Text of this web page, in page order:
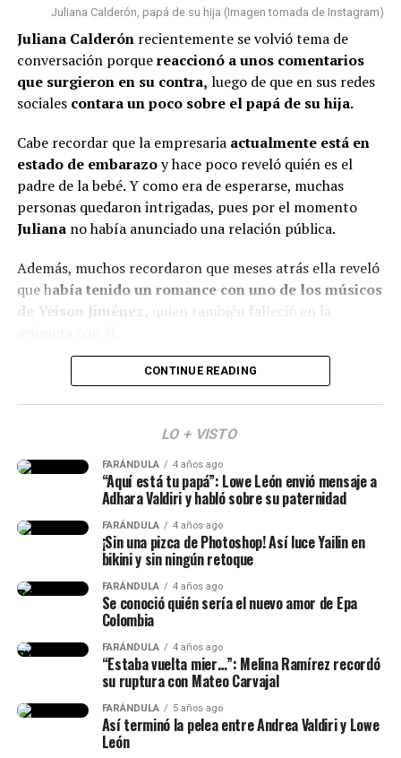
nos toca”, concluyó.
@rutelgamy #seguidores #viraltiktok
#soyjuandacaribe
#soyjuandacaribeshow
♬ sonido original –
En esta ocasión, algunas personas no pasaron por alto
que la bogotana ha tenido algunos cambios físicos
Por un lado, señalaron que se le vio con una tonalidad
de cabello diferente y además, algunos usuarios
comentaron que la empresaria se habría realizado
De hecho, varios la notaron diferente y cuestionaron al
respecto.
“¿Qué le pasó en la cara?”, “Se ve súper inyectada,
perfilamiento?”, “Se dañó el rostro”, comentaron.
Finalmente, otro grupo de personas señaló que veían
debido al tiempo que ha pasado.
(Recuerda dar clic en la imagen)
Epa Colombia y su abogada (Imagen
tomada de IG Rechismes)
Juliana Calderón, papá de su hija (Imagen tomada de Instagram)
Juliana Calderónrecientemente se volvió tema de
conversación porquereaccionó a unos comentarios
que surgieron en su contra, luego de que en sus redes
sociales contara un poco sobre el papá de su hija.
Cabe recordar que la empresariaactualmente está en
estado de embarazoy hace poco reveló quién es el
padre de la bebé. Y como era de esperarse, muchas
personas quedaron intrigadas, pues por el momento
Julianano había anunciado una relación pública.
Además, muchos recordaron que meses atrás ella reveló
que había tenido un romance con uno de los músicos
de Yeison Jiménez, quien también falleció en la
Lee también: ¿Escro estaría “utilizando” a Aida
reacciones y se avivaron luego de que Calderón contara,
en una dinámica de preguntas y respuestas en sus
historias de Instagram, q
desde hace siete años.
“Lo conocí hace siete años, ha
sido la historia de amor más
impactante de la historia y, a
pesar de muchos bajos y altos,
siempre estuvo para mí”, había
dicho.
CONTINUE READING
LO + VISTO
FARÁNDULA 4 años ago
“Aquí está tu papá”: Lowe León envió mensaje a
Adhara Valdiri y habló sobre su paternidad
FARÁNDULA 4 años ago
¡Sin una pizca de Photoshop! Así luce Yailin en
bikini y sin ningún retoque
FARÁNDULA 4 años ago
Se conoció quién sería el nuevo amor de Epa
Colombia
FARÁNDULA 4 años ago
“Estaba vuelta mier…”: Melina Ramírez recordó
su ruptura con Mateo Carvajal
FARÁNDULA 5 años ago
Así terminó la pelea entre Andrea Valdiri y Lowe
León